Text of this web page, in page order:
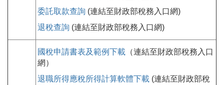
委託取款查詢 (連結至財政部稅務入口網)
退稅查詢 (連結至財政部稅務入口網)
國稅申請書表及範例下載 （連結至財政部稅務入口
網）
退職所得應稅所得計算軟體下載 (連結至財政部稅